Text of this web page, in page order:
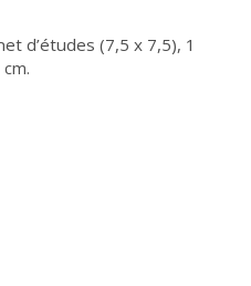
d’études (7,5 x 7,5), 1